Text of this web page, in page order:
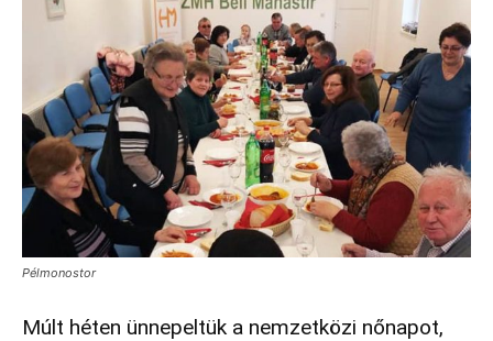
Pélmonostor
Múlt héten ünnepeltük a nemzetközi nőnapot,